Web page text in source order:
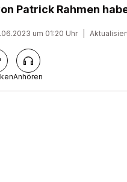
Patrick Rahmen
um 01:20 Uhr
Anhören